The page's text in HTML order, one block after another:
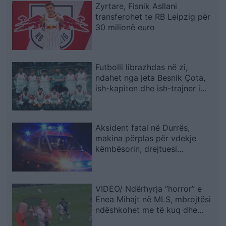
Zyrtare, Fisnik Asllani
transferohet te RB Leipzig për
30 milionë euro
Futbolli librazhdas në zi,
ndahet nga jeta Besnik Çota,
ish-kapiten dhe ish-trajner i
Aksident fatal në Durrës,
makina përplas për vdekje
këmbësorin; drejtuesi
VIDEO/ Ndërhyrja “horror” e
Enea Mihajt në MLS, mbrojtësi
ndëshkohet me të kuq dhe